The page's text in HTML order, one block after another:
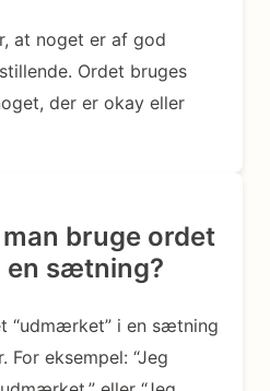
at noget er af god
Ordet bruges
der er okay eller
bruge ordet
en sætning?
“udmærket” i en sætning
For eksempel: “Jeg